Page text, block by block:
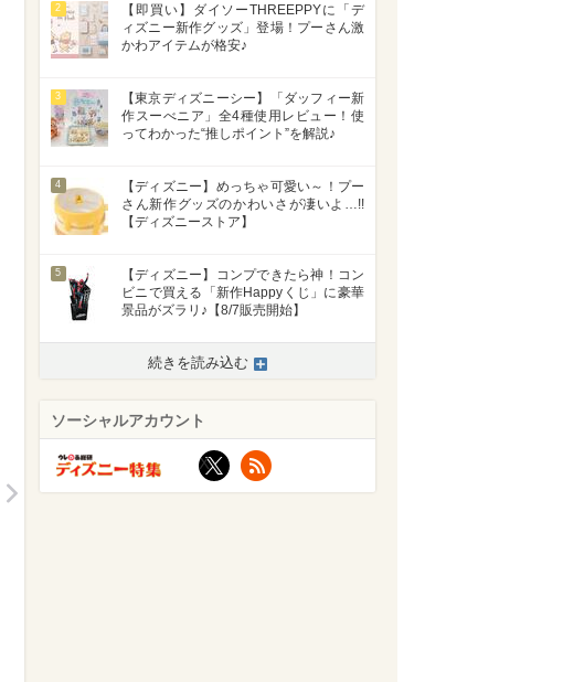
>
2
【即買い】ダイソーTHREEPPYに「デ
ィズニー新作グッズ」登場！プーさん激
かわアイテムが格安♪
3
【東京ディズニーシー】「ダッフィー新
作スーべニア」全4種使用レビュー！使
ってわかった“推しポイント”を解説♪
4
【ディズニー】めっちゃ可愛い～！プー
さん新作グッズのかわいさが凄いよ…!!
【ディズニーストア】
5
【ディズニー】コンプできたら神！コン
ビニで買える「新作Happyくじ」に豪華
景品がズラリ♪【8/7販売開始】
続きを読み込む
ソーシャルアカウント
X